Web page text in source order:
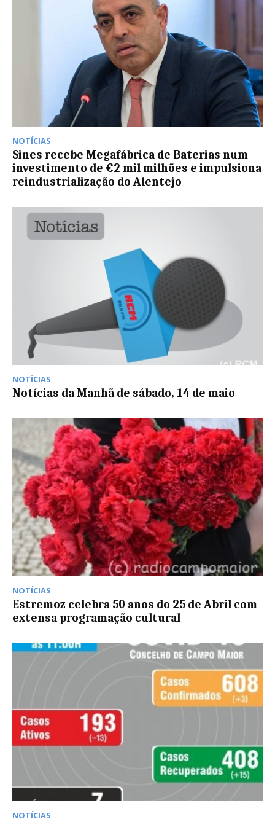
NOTÍCIAS
Sines recebe Megafábrica de Baterias num
investimento de €2 mil milhões e impulsiona
reindustrialização do Alentejo
NOTÍCIAS
Notícias da Manhã de sábado, 14 de maio
NOTÍCIAS
Estremoz celebra 50 anos do 25 de Abril com
extensa programação cultural
NOTÍCIAS